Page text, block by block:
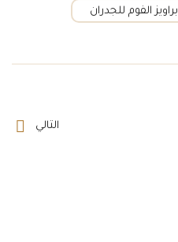
براويز الفوم للجدران
التالي